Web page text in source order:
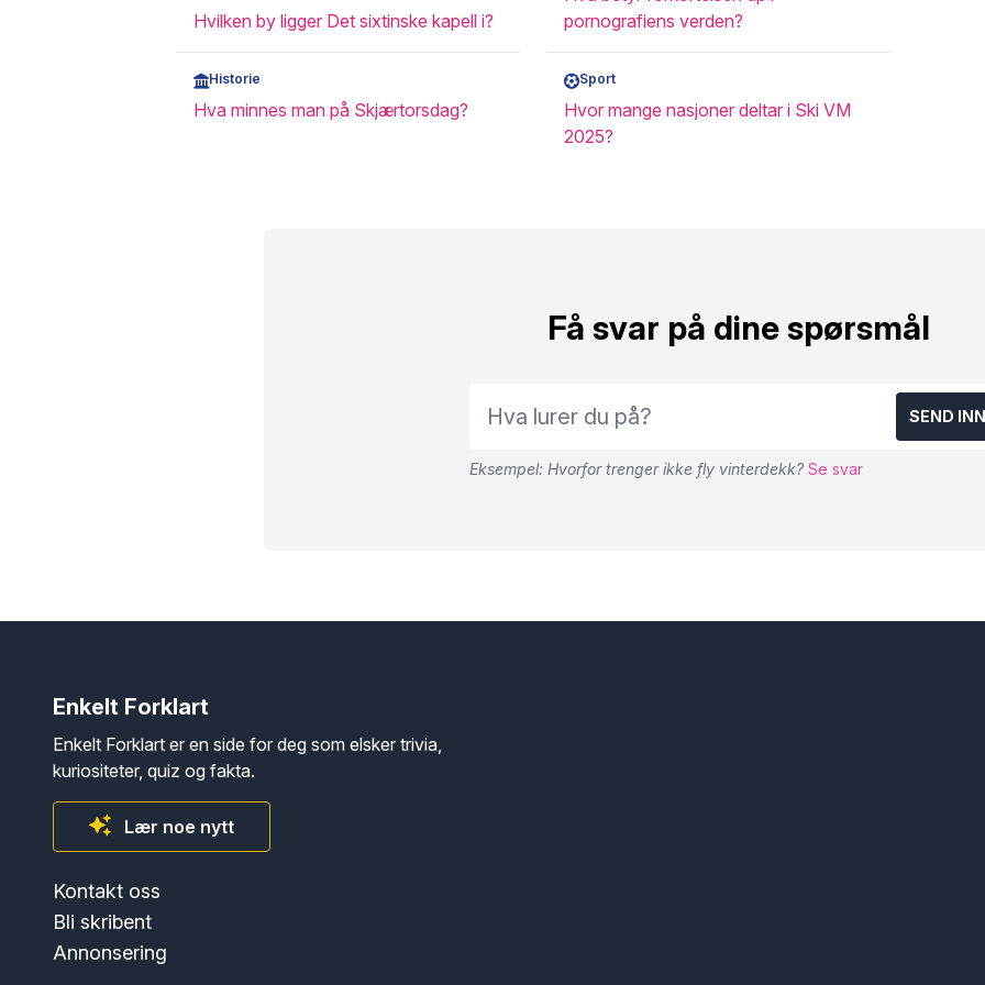
Hvilken by ligger Det sixtinske kapell i?
Historie
Hva minnes man på Skjærtorsdag?
pornografiens verden?
Sport
Hvor mange nasjoner deltar i Ski VM
2025?
Få svar på dine spørsmål
SEND
Eksempel: Hvorfor trenger ikke fly vinterdekk? Se svar
Enkelt Forklart
Enkelt Forklart er en side for deg som elsker trivia,
kuriositeter, quiz og fakta.
Lær noe nytt
Kontakt oss
Bli skribent
Annonsering